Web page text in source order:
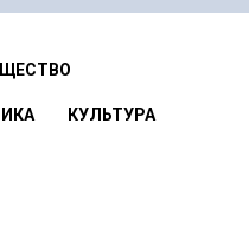
КУЛЬТУРА